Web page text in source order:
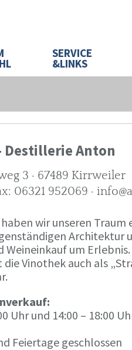
SERVICE
&LINKS
Destillerie Anton
3 · 67489 Kirrweiler
06321 952069 ·
wir unseren
Architektur
um
Vinothek auch als
Uhr und 14:00 – 18:00
Feiertage geschlossen